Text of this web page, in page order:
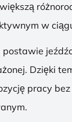
w
postawie
Dzięki
pracy